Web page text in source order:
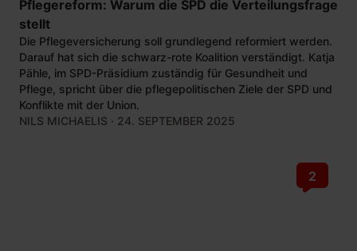
Pflegereform: Warum die SPD die Verteilungsfrage
stellt
Die Pflegeversicherung soll grundlegend reformiert werden.
Darauf hat sich die schwarz-rote Koalition verständigt. Katja
Pähle, im SPD-Präsidium zuständig für Gesundheit und
Pflege, spricht über die pflegepolitischen Ziele der SPD und
Konflikte mit der Union.
NILS MICHAELIS · 24. SEPTEMBER 2025
2